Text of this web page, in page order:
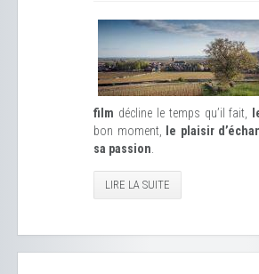
film décline le temps qu’il fait,
bon moment,
le plaisir
sa passion
LIRE LA SUITE